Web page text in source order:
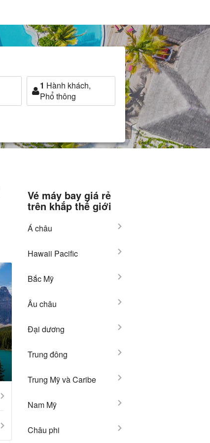
1 Hành khách,
Phổ thông
Vé máy bay giá rẻ
trên khắp thế giới
Á châu
Hawaii Pacific
Bắc Mỹ
Âu châu
Đại dương
Trung đông
Trung Mỹ và Caribe
Nam Mỹ
Châu phi